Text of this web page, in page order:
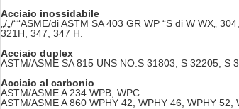
Acciaio inossidabile
„/„/““ASME/di ASTM SA 403 GR WP “S di W WX„
321H, 347, 347 H.
Acciaio duplex
ASTM/ASME SA 815 UNS NO.S 31803, S 32205, S
Acciaio al carbonio
ASTM/ASME A 234 WPB, WPC
ASTM/ASME A 860 WPHY 42, WPHY 46, WPHY 52,